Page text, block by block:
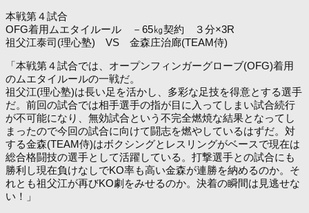
本戦第４試合
OFG着用ムエタイルール －65㎏契約 ３分×3R
祖父江泰司(理心塾) VS 金森庄治廊(TEAM侍)
「本戦第４試合では、オープンフィンガーグローブ(OFG)着用
のムエタイルールの一戦だ。
祖父江(理心塾)は長い足を活かし、多彩な足技を得意とする選手
だ。前回の試合では相手選手の指が目に入ってしまい試合続行
が不可能になり、無効試合という不完全燃焼な結果となってし
まったので今回の試合に向けて闘志を燃やしているはずだ。対
する金森(TEAM侍)はボクシングとレスリングがベースで現在は
総合格闘技の選手として活躍している。打撃選手との試合にも
勝利し現在負けなしでKO率も高い金森が連勝を納めるのか。そ
れとも祖父江が再びKO劇をみせるのか。決着の瞬間は見逃せな
い！」